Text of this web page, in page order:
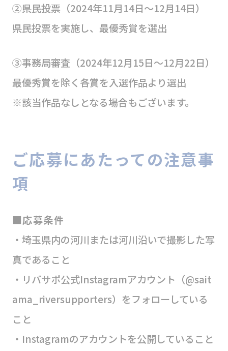
②県民投票（2024年11月14日～12月14日）
県民投票を実施し、最優秀賞を選出
③事務局審査（2024年12月15日～12月22日）
最優秀賞を除く各賞を入選作品より選出
※該当作品なしとなる場合もございます。
ご応募にあたっての注意事
項
■応募条件
・埼玉県内の河川または河川沿いで撮影した写
真であること
・リバサポ公式Instagramアカウント（@sait
ama_riversupporters）をフォローしている
こと
・Instagramのアカウントを公開していること